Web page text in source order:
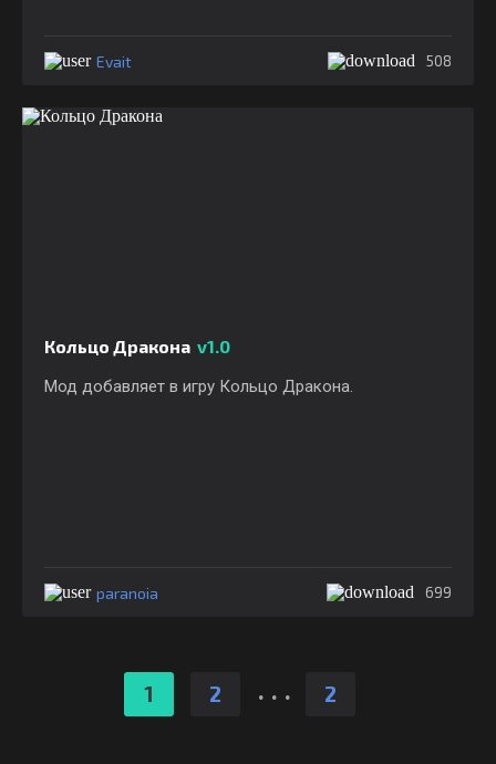
Evait 508
Кольцо Дракона v1.0
Мод добавляет в игру Кольцо Дракона.
paranoia 699
1 2 . . . 2